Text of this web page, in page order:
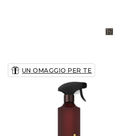
UN OMAGGIO PER TE